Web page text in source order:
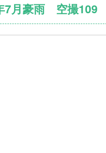
7月豪雨 空撮109